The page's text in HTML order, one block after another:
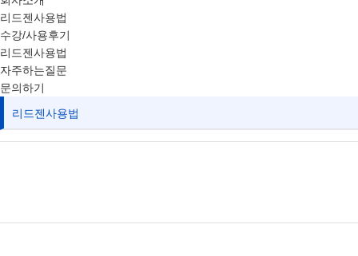
리드젠사용법
수강/사용후기
리드젠사용법
자주하는질문
문의하기
리드젠사용법